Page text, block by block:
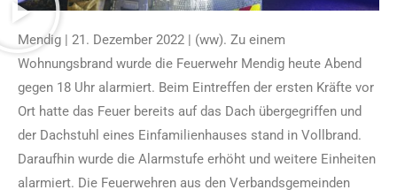
Mendig | 21. Dezember 2022 | (ww). Zu einem
Wohnungsbrand wurde die Feuerwehr Mendig heute Abend
gegen 18 Uhr alarmiert. Beim Eintreffen der ersten Kräfte vor
Ort hatte das Feuer bereits auf das Dach übergegriffen und
der Dachstuhl eines Einfamilienhauses stand in Vollbrand.
Daraufhin wurde die Alarmstufe erhöht und weitere Einheiten
alarmiert. Die Feuerwehren aus den Verbandsgemeinden